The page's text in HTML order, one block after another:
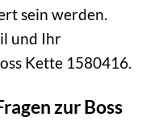
sein werden.
und Ihr
Kette 1580416.
zur Boss